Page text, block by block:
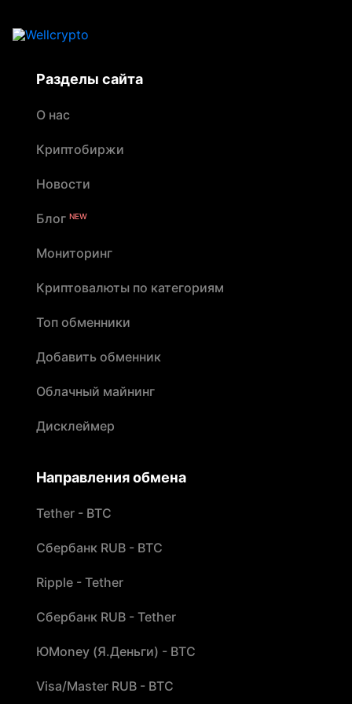
Разделы сайта
О нас
Криптобиржи
Новости
Блог NEW
Мониторинг
Криптовалюты по категориям
Топ обменники
Добавить обменник
Облачный майнинг
Дисклеймер
Направления обмена
Tether - BTC
Сбербанк RUB - BTC
Ripple - Tether
Сбербанк RUB - Tether
ЮMoney (Я.Деньги) - BTC
Visa/Master RUB - BTC